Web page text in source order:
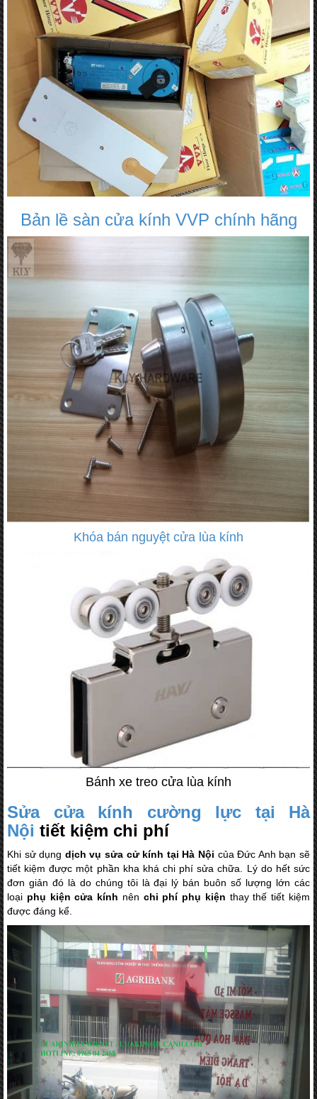
Bản lề sàn cửa kính VVP chính hãng
Khóa bán nguyệt cửa lùa kính
Bánh xe treo cửa lùa kính
Sửa cửa kính cường lực tại Hà
Nội tiết kiệm chi phí
Khi sử dụng dịch vụ sửa cử kính tại Hà Nội của Đức Anh bạn sẽ
tiết kiệm được một phần kha khá chi phí sửa chữa. Lý do hết sức
đơn giản đó là do chúng tôi là đại lý bán buôn số lượng lớn các
loại phụ kiện cửa kính nên chi phí phụ kiện thay thế tiết kiệm
được đáng kể.